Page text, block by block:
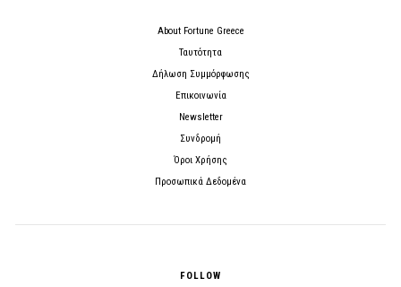
About Fortune Greece
Ταυτότητα
Δήλωση Συμμόρφωσης
Επικοινωνία
Newsletter
Συνδρομή
Όροι Χρήσης
Προσωπικά Δεδομένα
FOLLOW